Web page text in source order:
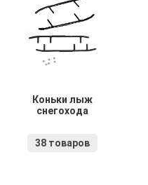
Коньки лыж
снегохода
38 товаров